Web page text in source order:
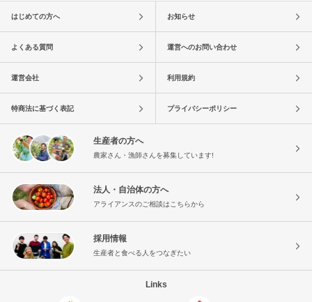
はじめての方へ お知らせ
よくある質問 運営へのお問い合わせ
運営会社 利用規約
特商法に基づく表記 プライバシーポリシー
生産者の方へ
農家さん・漁師さんを募集しています!
法人・自治体の方へ
アライアンスのご相談はこちらから
採用情報
生産者と食べる人をつなぎたい
Links